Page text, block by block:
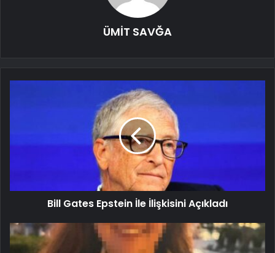
ÜMİT SAVĞA
Bill Gates Epstein İle İlişkisini Açıkladı